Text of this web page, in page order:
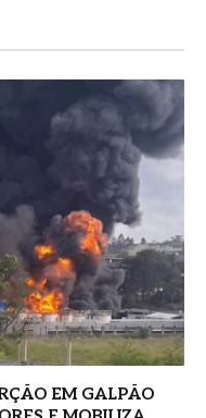
EM GALPÃO